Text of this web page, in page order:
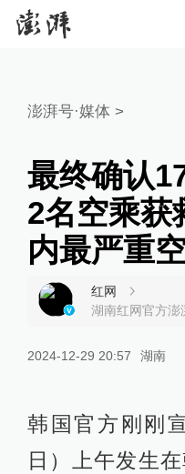
澎湃号·媒体 >
最终确认
2名空乘获
内最严重
红网
湖南红网官方澎
2024-12-29 20:57 湖南
韩国官方刚刚
日）上午发生